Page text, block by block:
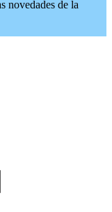
novedades de la